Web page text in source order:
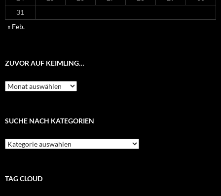
31
« Feb.
ZUVOR AUF KEIMLING…
Zuvor
auf
SUCHE NACH KATEGORIEN
Suche
nach
TAG CLOUD